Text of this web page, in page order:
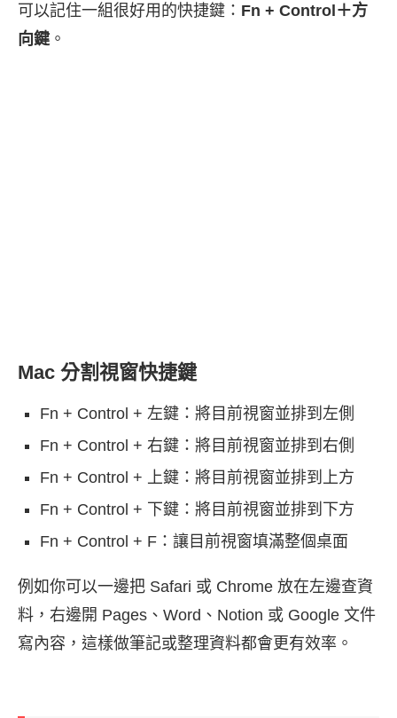
可以記住一組很好用的快捷鍵： Fn + Control＋方
向鍵。
Mac 分割視窗快捷鍵
Fn + Control + 左鍵：將目前視窗並排到左側
Fn + Control + 右鍵：將目前視窗並排到右側
Fn + Control + 上鍵：將目前視窗並排到上方
Fn + Control + 下鍵：將目前視窗並排到下方
Fn + Control + F：讓目前視窗填滿整個桌面
例如你可以一邊把 Safari 或 Chrome 放在左邊查資
料，右邊開 Pages、Word、Notion 或 Google 文件
寫內容，這樣做筆記或整理資料都會更有效率。